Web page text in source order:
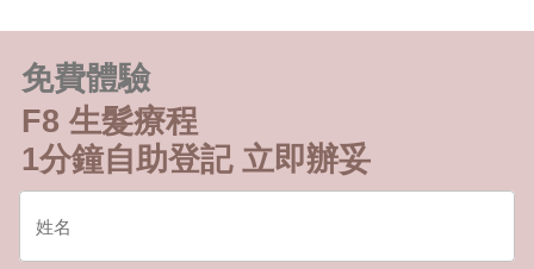
免費體驗
F8 生髮療程
1分鐘自助登記 立即辦妥